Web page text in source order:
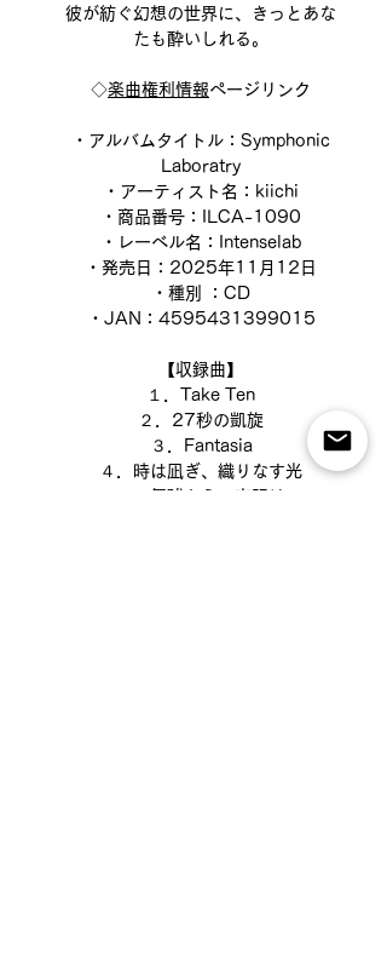
彼が紡ぐ幻想の世界に、きっとあな
たも酔いしれる。
◇楽曲権利情報ページリンク
・アルバムタイトル：Symphonic
Laboratry
・アーティスト名：kiichi
・商品番号：ILCA-1090
・レーベル名：Intenselab
・発売日：2025年11月12日
・種別 ：CD
・JAN：4595431399015
【収録曲】
１．Take Ten
２．27秒の凱旋
３．Fantasia
４．時は凪ぎ、織りなす光
５．気球からの夜明け